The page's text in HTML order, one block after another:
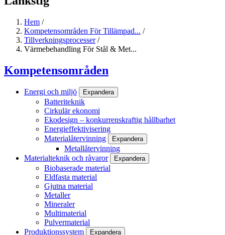
Hem /
Kompetensområden För Tillämpad... /
Tillverkningsprocesser /
Värmebehandling För Stål & Met...
Kompetensområden
Energi och miljö Expandera
Batteriteknik
Cirkulär ekonomi
Ekodesign – konkurrenskraftig hållbarhet
Energieffektivisering
Materialåtervinning
Expandera
Metallåtervinning
Materialteknik och råvaror
Expandera
Biobaserade material
Eldfasta material
Gjutna material
Metaller
Mineraler
Multimaterial
Pulvermaterial
Produktionssystem
Expandera